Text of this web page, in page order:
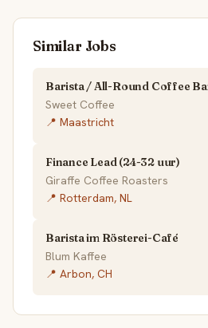
Similar Jobs
Barista / All-Round Coffee
Sweet Coffee
📍 Maastricht
Finance Lead (24-32 uur)
Giraffe Coffee Roasters
📍 Rotterdam, NL
Barista im Rösterei-Café
Blum Kaffee
📍 Arbon, CH